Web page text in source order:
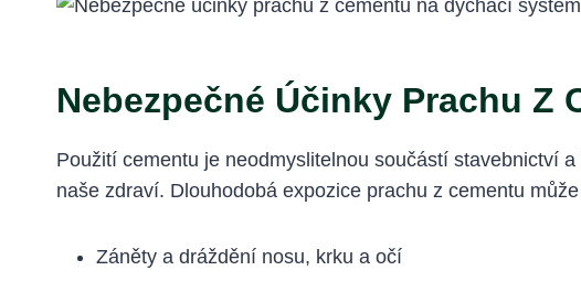
Nebezpečné Účinky Prachu Z
Použití cementu je neodmyslitelnou součástí stavebnictví
naše zdraví. Dlouhodobá expozice prachu z cementu
Záněty a dráždění nosu, krku a očí